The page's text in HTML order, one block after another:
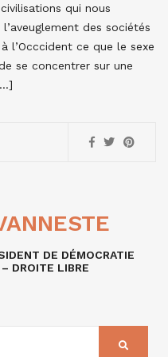
qui nous
des sociétés
l’Occcident ce que le sexe
se concentrer sur une
DE DÉMOCRATIE
DROITE LIBRE